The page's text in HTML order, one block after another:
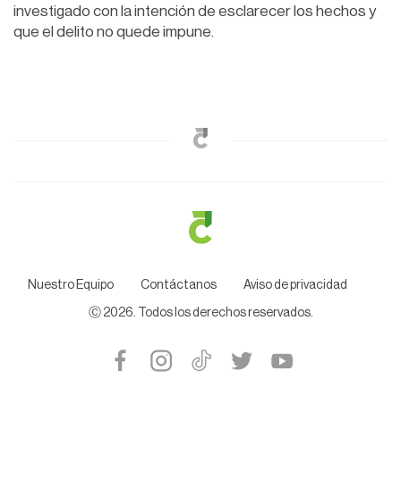
investigado con la intención de esclarecer los hechos y
que el delito no quede impune.
Nuestro Equipo Contáctanos Aviso de privacidad
Ⓒ 2026. Todos los derechos reservados.